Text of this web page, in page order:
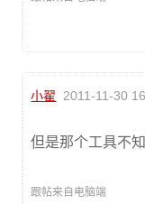
小翟 2011-11-30
但是那个工具不
跟帖来自电脑端